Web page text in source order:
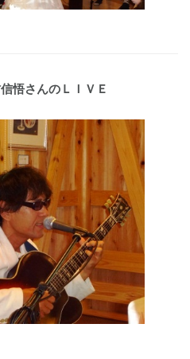
悟さんのＬＩＶＥ